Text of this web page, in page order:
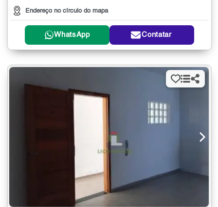
Endereço no círculo do mapa
WhatsApp Contatar